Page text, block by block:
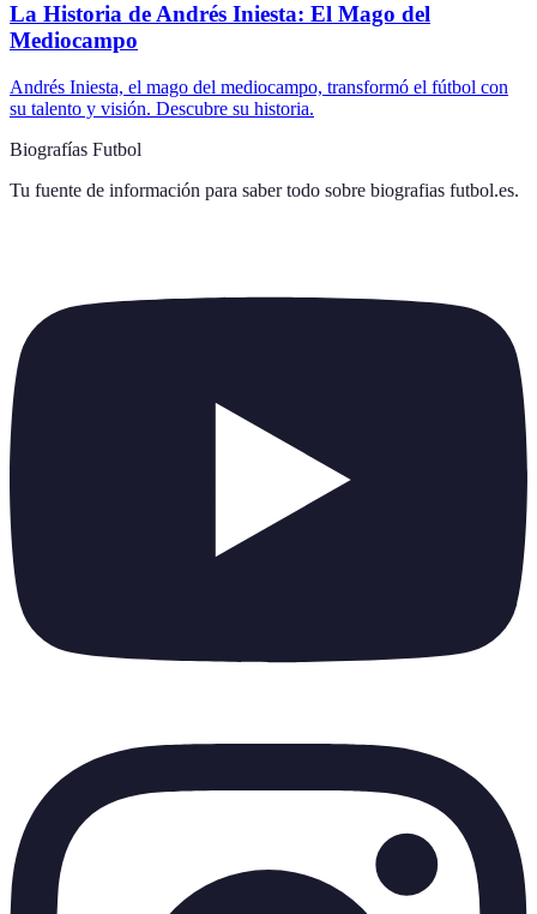
La Historia de Andrés Iniesta: El Mago del
Mediocampo
Andrés Iniesta, el mago del mediocampo, transformó el fútbol con
su talento y visión. Descubre su historia.
Biografías Futbol
Tu fuente de información para saber todo sobre biografias futbol.es.